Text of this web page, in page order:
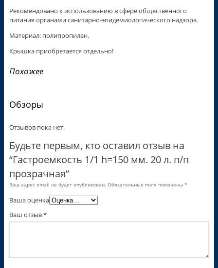
Рекомендовано к использованию в сфере общественного
питания органами санитарно-эпидемиологического надзора.
Материал: полипропилен.
Крышка приобретается отдельно!
Похожее
Обзоры
Отзывов пока нет.
Будьте первым, кто оставил отзыв на
“Гастроемкость 1/1 h=150 мм. 20 л. п/п
прозрачная”
Ваш адрес email не будет опубликован. Обязательные поля помечены *
Ваша оценка
Ваш отзыв*